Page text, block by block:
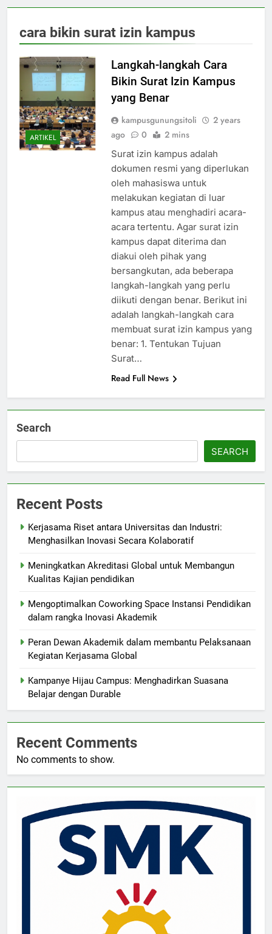
cara bikin surat izin kampus
ARTIKEL
Langkah-langkah Cara
Bikin Surat Izin Kampus
yang Benar
kampusgunungsitoli
2 years
ago
0 2 mins
Surat izin kampus adalah
dokumen resmi yang diperlukan
oleh mahasiswa untuk
melakukan kegiatan di luar
kampus atau menghadiri acara-
acara tertentu. Agar surat izin
kampus dapat diterima dan
diakui oleh pihak yang
bersangkutan, ada beberapa
langkah-langkah yang perlu
diikuti dengan benar. Berikut ini
adalah langkah-langkah cara
membuat surat izin kampus yang
benar: 1. Tentukan Tujuan
Surat…
Read Full News
Search
SEARCH
Recent Posts
Kerjasama Riset antara Universitas dan Industri:
Menghasilkan Inovasi Secara Kolaboratif
Meningkatkan Akreditasi Global untuk Membangun
Kualitas Kajian pendidikan
Mengoptimalkan Coworking Space Instansi Pendidikan
dalam rangka Inovasi Akademik
Peran Dewan Akademik dalam membantu Pelaksanaan
Kegiatan Kerjasama Global
Kampanye Hijau Campus: Menghadirkan Suasana
Belajar dengan Durable
Recent Comments
No comments to show.